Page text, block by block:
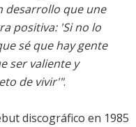
desarrollo que une
positiva: 'Si no lo
sé que hay gente
ser valiente y
de vivir'".
discográfico en 1985